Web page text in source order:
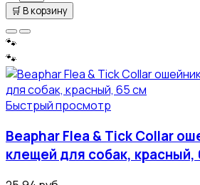
🛒В корзину
🐾
🐾
Быстрый просмотр
Beaphar Flea & Tick Collar
клещей для собак, красный,